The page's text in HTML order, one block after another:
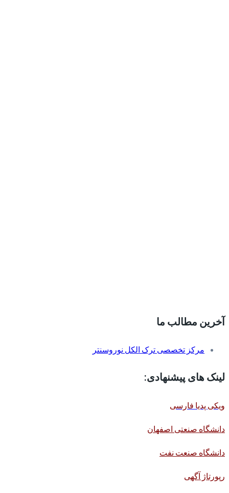
آخرین مطالب ما
مرکز تخصصی ترک الکل نوروسنتر
لینک های پیشنهادی:
ویکی پدیا فارسی
دانشگاه صنعتی اصفهان
دانشگاه صنعت نفت
رپورتاژ آگهی